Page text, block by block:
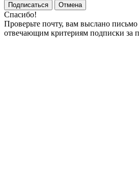
Подписаться
Отмена
Спасибо!
Проверьте почту, вам выслано письмо
отвечающим критериям подписки за